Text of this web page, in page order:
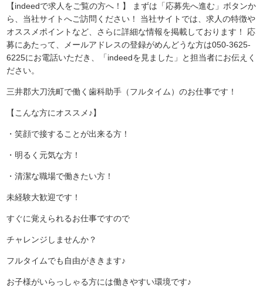
【indeedで求人をご覧の方へ！】 まずは「応募先へ進む」ボタンか
ら、当社サイトへご訪問ください！ 当社サイトでは、求人の特徴や
オススメポイントなど、さらに詳細な情報を掲載しております！ 応
募にあたって、メールアドレスの登録がめんどうな方は050-3625-
6225にお電話いただき、「indeedを見ました」と担当者にお伝えく
ださい。
三井郡大刀洗町で働く歯科助手（フルタイム）のお仕事です！
【こんな方にオススメ♪】
・笑顔で接することが出来る方！
・明るく元気な方！
・清潔な職場で働きたい方！
未経験大歓迎です！
すぐに覚えられるお仕事ですので
チャレンジしませんか？
フルタイムでも自由がききます♪
お子様がいらっしゃる方には働きやすい環境です♪